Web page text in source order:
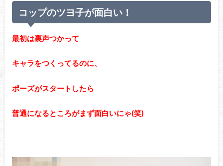
コップのツヨ子が面白い！
最初は裏声つかって
キャラをつくってるのに、
ポーズがスタートしたら
普通になるところがまず面白いにゃ(笑)